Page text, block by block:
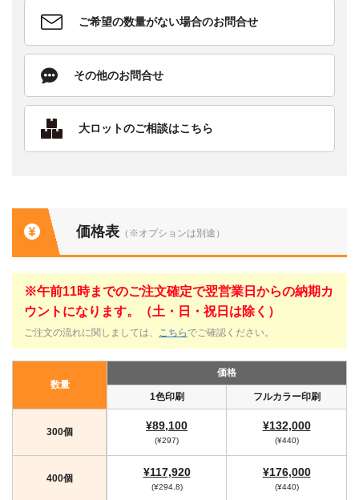
ご希望の数量がない場合のお問合せ
その他のお問合せ
大ロットのご相談はこちら
価格表 （※オプションは別途）
※午前11時までのご注文確定で翌営業日からの納期カ
ウントになります。（土・日・祝日は除く）
ご注文の流れに関しましては、 こちら でご確認ください。
数量
価格
1色印刷 フルカラー印刷
300個 ¥89,100
(¥297)
¥132,000
(¥440)
400個 ¥117,920
(¥294.8)
¥176,000
(¥440)